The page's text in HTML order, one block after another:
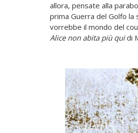
allora, pensate alla
prima Guerra del Golfo
vorrebbe il mondo del
Alice non abita più quidi